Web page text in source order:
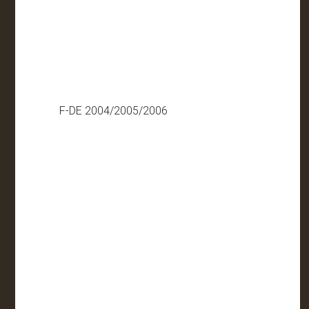
F-DE 2004/2005/2006